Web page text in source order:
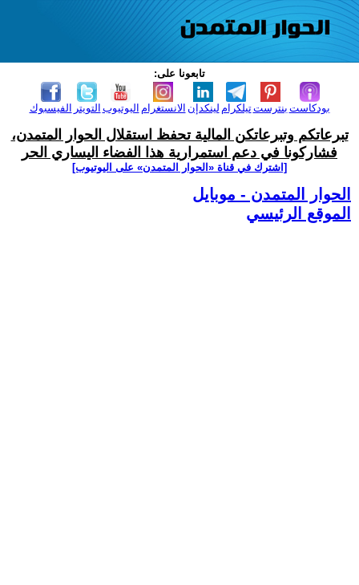
تابعونا على:
الفيسبوك التويتر اليوتيوب الانستغرام لينكدإن تيلكرامبنترست بودكاست
تبرعاتكم وتبرعاتكن المالية تحفظ استقلال الحوار المتمدن،
فشاركونا في دعم استمرارية هذا الفضاء اليساري الحر
[اشترك في قناة ‫«الحوار المتمدن» على اليوتيوب]
الحوار المتمدن - موبايل
الموقع الرئيسي